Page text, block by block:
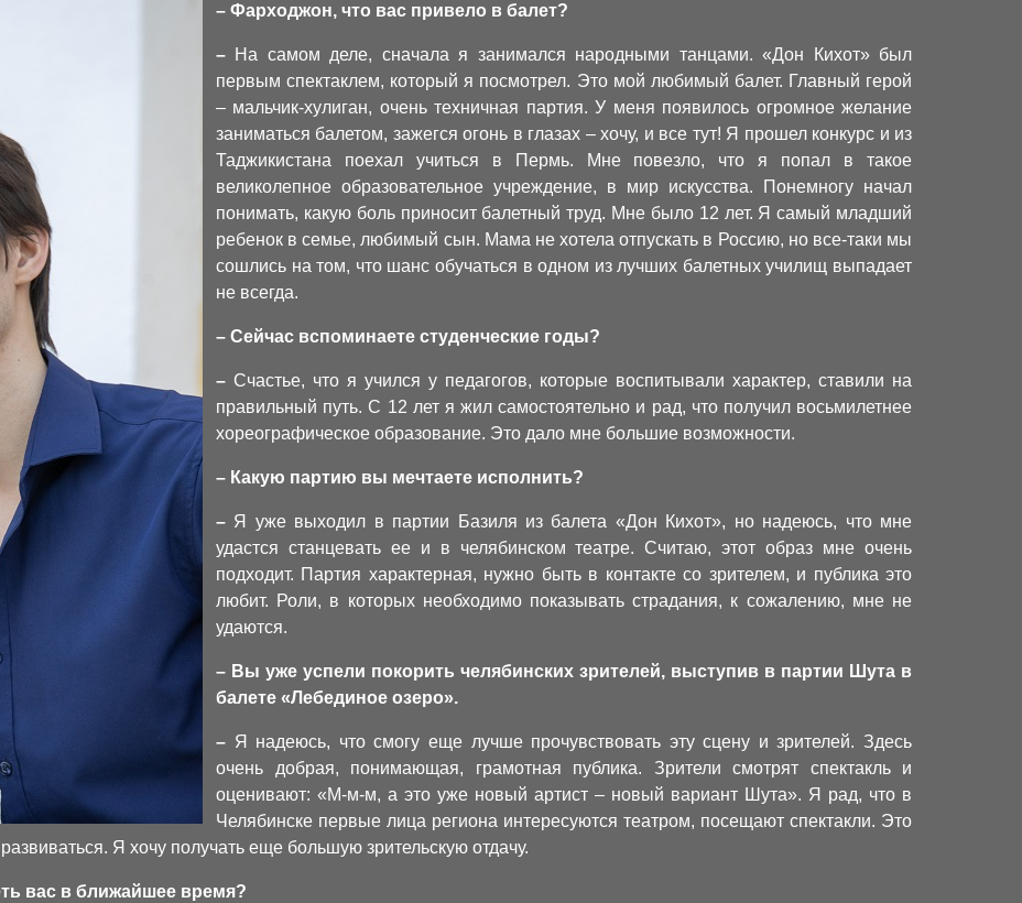
– Фарходжон, что вас привело в балет?
– На самом деле, сначала я занимался народными танцами. «Дон Кихот» был
первым спектаклем, который я посмотрел. Это мой любимый балет. Главный герой
– мальчик-хулиган, очень техничная партия. У меня появилось огромное желание
заниматься балетом, зажегся огонь в глазах – хочу, и все тут! Я прошел конкурс и из
Таджикистана поехал учиться в Пермь. Мне повезло, что я попал в такое
великолепное образовательное учреждение, в мир искусства. Понемногу начал
понимать, какую боль приносит балетный труд. Мне было 12 лет. Я самый младший
ребенок в семье, любимый сын. Мама не хотела отпускать в Россию, но все-таки мы
сошлись на том, что шанс обучаться в одном из лучших балетных училищ выпадает
не всегда.
– Сейчас вспоминаете студенческие годы?
– Счастье, что я учился у педагогов, которые воспитывали характер, ставили на
правильный путь. С 12 лет я жил самостоятельно и рад, что получил восьмилетнее
хореографическое образование. Это дало мне большие возможности.
– Какую партию вы мечтаете исполнить?
– Я уже выходил в партии Базиля из балета «Дон Кихот», но надеюсь, что мне
удастся станцевать ее и в челябинском театре. Считаю, этот образ мне очень
подходит. Партия характерная, нужно быть в контакте со зрителем, и публика это
любит. Роли, в которых необходимо показывать страдания, к сожалению, мне не
удаются.
– Вы уже успели покорить челябинских зрителей, выступив в партии Шута в
балете «Лебединое озеро».
– Я надеюсь, что смогу еще лучше прочувствовать эту сцену и зрителей. Здесь
очень добрая, понимающая, грамотная публика. Зрители смотрят спектакль и
оценивают: «М-м-м, а это уже новый артист – новый вариант Шута». Я рад, что в
Челябинске первые лица региона интересуются театром, посещают спектакли. Это
Я хочу получать еще большую зрительскую отдачу.
вас в ближайшее время?